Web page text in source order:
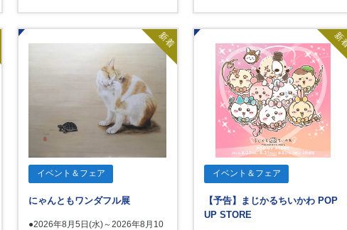
新着
イベント＆フェア
にゃんともワンダフル展
●2026年8月5日(水)～2026年8月10
新
イベント＆フェア
【予告】まじかるちいかわ POP
UP STORE